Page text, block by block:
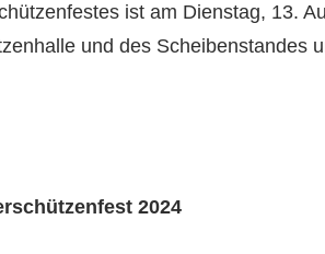
ist am Dienstag, 13.
und des Scheibenstandes
2024